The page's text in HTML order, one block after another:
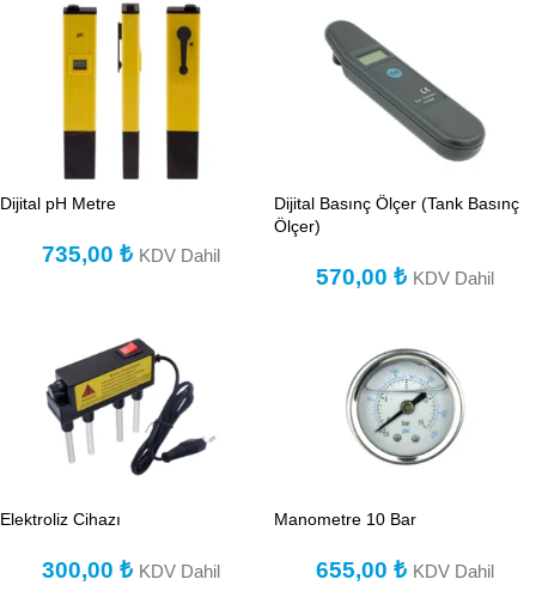
Dijital pH Metre
735,00 ₺ KDV Dahil
Dijital Basınç Ölçer (Tank Basınç
Ölçer)
570,00 ₺ KDV Dahil
Elektroliz Cihazı
300,00 ₺ KDV Dahil
Manometre 10 Bar
655,00 ₺ KDV Dahil